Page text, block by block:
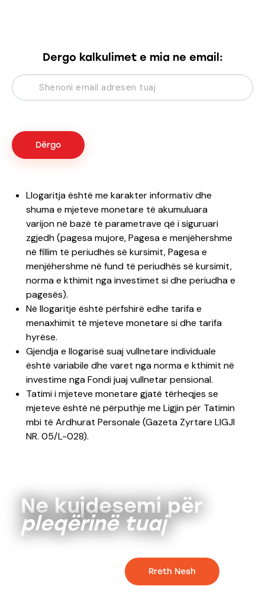
Dergo kalkulimet e mia ne email:
Llogaritja është me karakter informativ dhe
shuma e mjeteve monetare të akumuluara
varijon në bazë të parametrave që i siguruari
zgjedh (pagesa mujore, Pagesa e menjëhershme
në fillim të periudhës së kursimit, Pagesa e
menjëhershme në fund të periudhës së kursimit,
norma e kthimit nga investimet si dhe periudha e
pagesës).
Në llogaritje është përfshirë edhe tarifa e
menaxhimit të mjeteve monetare si dhe tarifa
hyrëse.
Gjendja e llogarisë suaj vullnetare individuale
është variabile dhe varet nga norma e kthimit në
investime nga Fondi juaj vullnetar pensional.
Tatimi i mjeteve monetare gjatë tërheqjes se
mjeteve është në përputhje me Ligjin për Tatimin
mbi të Ardhurat Personale (Gazeta Zyrtare LIGJI
NR. 05/L-028).
Ne kujdesemi për
pleqërinë tuaj
Rreth Nesh